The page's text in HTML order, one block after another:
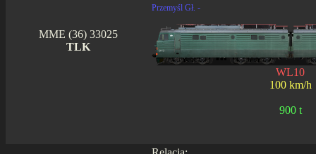
MME (36) 33025
TLK
Przemyśl Gł. -
WL10
100 km/h
900 t